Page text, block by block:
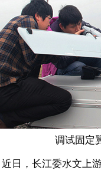
调试固定
近日，长江委水文上